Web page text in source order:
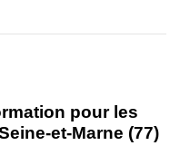
pour les
et-Marne (77)